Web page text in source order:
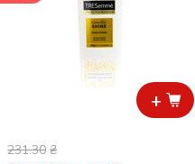
+
231.30 ₴